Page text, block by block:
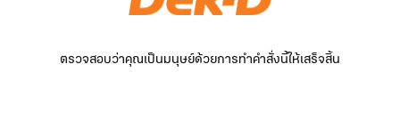
ตรวจสอบว่าคุณเป็นมนุษย์ด้วยการทำคำสั่งนี้ให้เสร็จสิ้น